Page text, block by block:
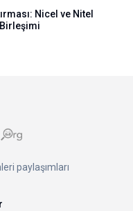
Nicel ve Nitel
Birleşimi
paylaşımları